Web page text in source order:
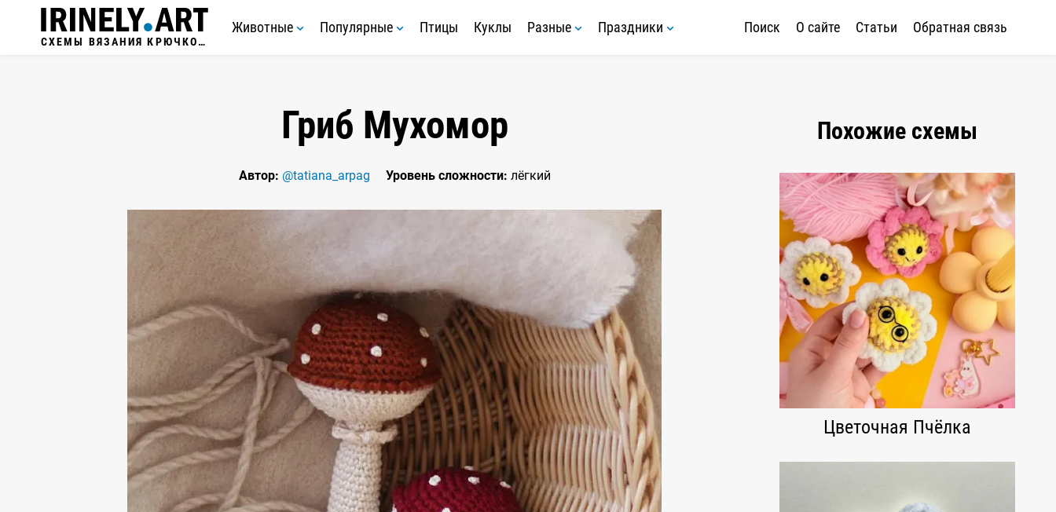
СХЕМЫ ВЯЗАНИЯ КРЮЧКОМ
Животные Популярные Птицы Куклы Разные Праздники Поиск О сайте Статьи Обратная связь
Гриб Мухомор
Автор: @tatiana_arpag Уровень сложности: лёгкий
Похожие схемы
Цветочная Пчёлка